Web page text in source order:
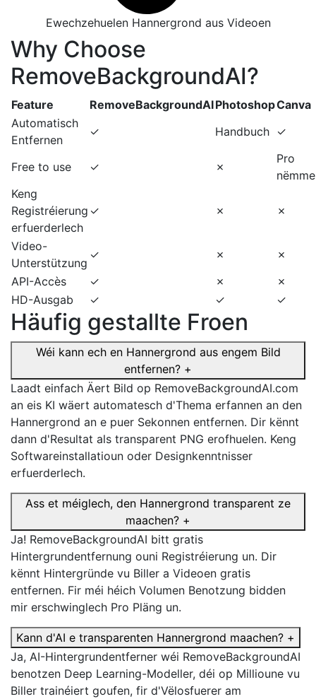
Ewechzehuelen Hannergrond aus Videoen
Why Choose
RemoveBackgroundAI?
Feature RemoveBackgroundAIPhotoshopCanva
Automatisch
Entfernen
✓ Handbuch ✓
Free to use ✓ ✗
Pro
Keng
Registréierung
erfuerderlech
✓ ✗ ✗
Video-
Unterstützung
✓ ✗
✗
API-Accès
✓ ✗
✗
HD-Ausgab
✓ ✓ ✓
Häufig gestallte Froen
Wéi kann ech en Hannergrond aus engem Bild
entfernen? +
Laadt einfach Äert Bild op RemoveBackgroundAI.com
an eis KI wäert automatesch d'Thema erfannen an den
Hannergrond an e puer Sekonnen entfernen. Dir kënnt
dann d'Resultat als transparent PNG erofhuelen. Keng
Softwareinstallatioun oder Designkenntnisser
erfuerderlech.
Ass et méiglech, den Hannergrond transparent ze
maachen? +
Ja! RemoveBackgroundAI bitt gratis
Hintergrundentfernung ouni Registréierung un. Dir
kënnt Hintergründe vu Biller a Videoen gratis
entfernen. Fir méi héich Volumen Benotzung bidden
mir erschwinglech Pro Pläng un.
Kann d'AI e transparenten Hannergrond maachen? +
Ja, AI-Hintergrundentferner wéi RemoveBackgroundAI
benotzen Deep Learning-Modeller, déi op Millioune vu
Biller trainéiert goufen, fir d'Vëlosfuerer am